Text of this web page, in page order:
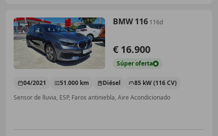
BMW 116 116d
€ 16.900
Súperoferta
04/2021 51.000 km Diésel
85 kW (116 CV)
Sensor de lluvia, ESP, Faros antiniebla, Aire Acondicionado